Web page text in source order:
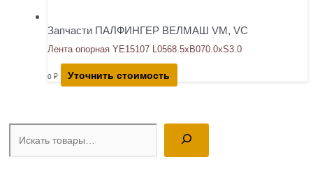
Поиск
Запчасти ПАЛФИНГЕР ВЕЛМАШ VM, VC
Лента опорная YE15107 L0568.5xB070.0xS3.0
0 ₽ Уточнить стоимость